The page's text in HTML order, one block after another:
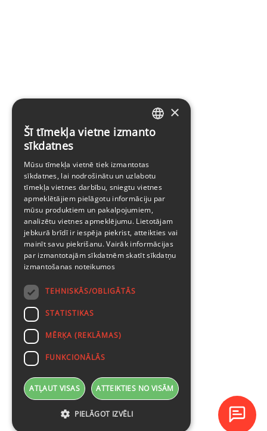
LATVIAN
×
Šī tīmekļa vietne izmanto
sīkdatnes
Mūsu tīmekļa vietnē tiek izmantotas
sīkdatnes, lai nodrošinātu un uzlabotu
tīmekļa vietnes darbību, sniegtu vietnes
apmeklētājiem pielāgotu informāciju par
mūsu produktiem un pakalpojumiem,
analizētu vietnes apmeklējumu. Lietotājam
jebkurā brīdī ir iespēja piekrist, atteikties vai
mainīt savu piekrišanu. Vairāk informācijas
par izmantotajām sīkdatnēm skatītsīkdatņu
izmantošanas noteikumos
TEHNISKĀS/OBLIGĀTĀS
STATISTIKAS
MĒRĶA (REKLĀMAS)
FUNKCIONĀLĀS
ATĻAUT VISAS ATTEIKTIES NO VISĀM
PIELĀGOT IZVĒLI